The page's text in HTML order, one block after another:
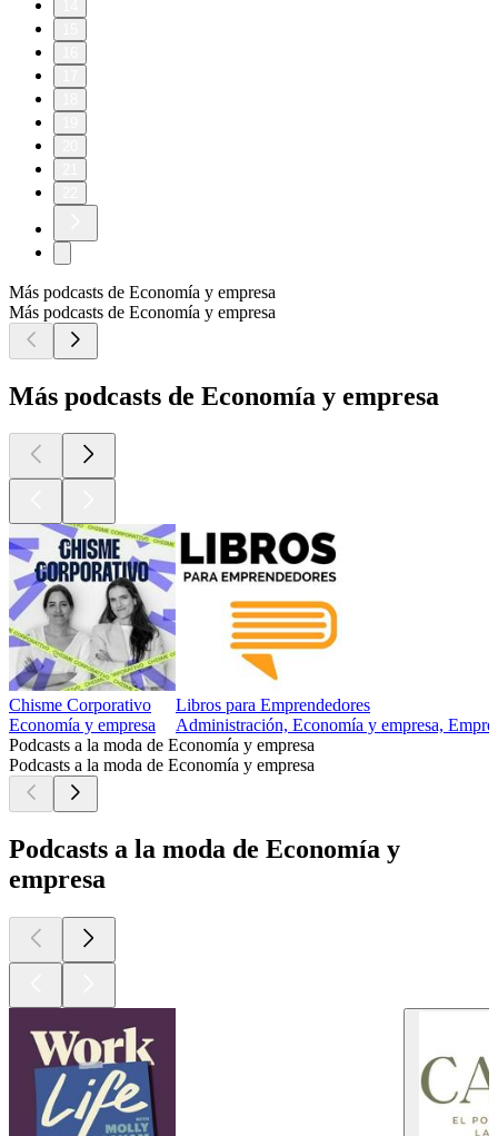
Más podcasts de Economía y empresa
Más podcasts de Economía y empresa
Más podcasts de Economía y empresa
Chisme Corporativo
Economía y empresa
Libros para Emprendedores
Administración, Economía y empresa,
Podcasts a la moda de Economía y empresa
Podcasts a la moda de Economía y empresa
Podcasts a la moda de Economía y
empresa